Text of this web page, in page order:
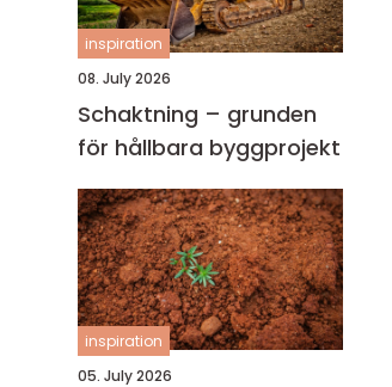
inspiration
08. July 2026
Schaktning – grunden
för hållbara byggprojekt
inspiration
05. July 2026